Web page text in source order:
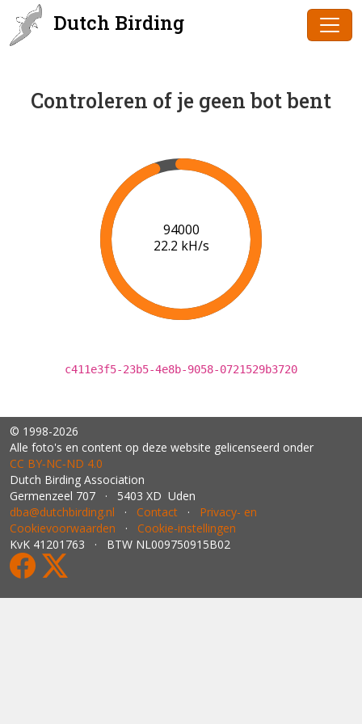
Dutch Birding
Controleren of je geen bot bent
96000
22.2 kH/s
c411e3f5-23b5-4e8b-9058-0721529b3720
© 1998-2026
Alle foto's en content op deze website gelicenseerd onder
CC BY‑NC‑ND 4.0
Dutch Birding Association
Germenzeel 707 · 5403 XD Uden
dba@dutchbirding.nl · Contact · Privacy- en
Cookievoorwaarden · Cookie-instellingen
KvK 41201763 · BTW NL009750915B02